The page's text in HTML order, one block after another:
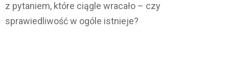
z pytaniem, które ciągle wracało – czy
sprawiedliwość w ogóle istnieje?